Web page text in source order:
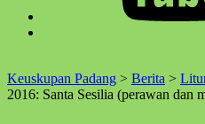
↑
Keuskupan Padang > Berita >
2016: Santa Sesilia (perawan dan